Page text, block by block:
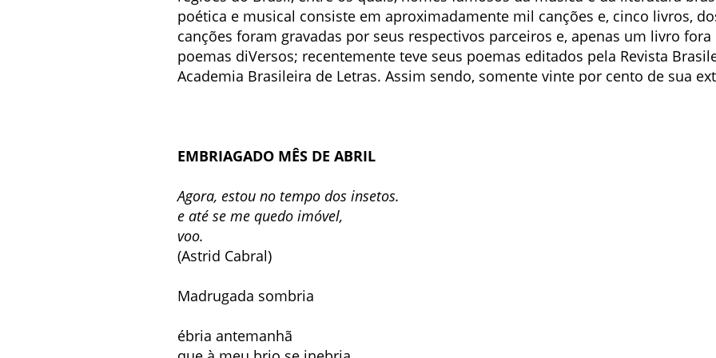
poética e musical consiste em aproximadamente mil canções e, cinco livros,
canções foram gravadas por seus respectivos parceiros e, apenas um livro fora
poemas diVersos; recentemente teve seus poemas editados pela Revista
Academia Brasileira de Letras. Assim sendo, somente vinte por cento de sua
EMBRIAGADO MÊS DE ABRIL
Agora, estou no tempo dos insetos.
e até se me quedo imóvel,
voo.
(Astrid Cabral)
Madrugada sombria
ébria antemanhã